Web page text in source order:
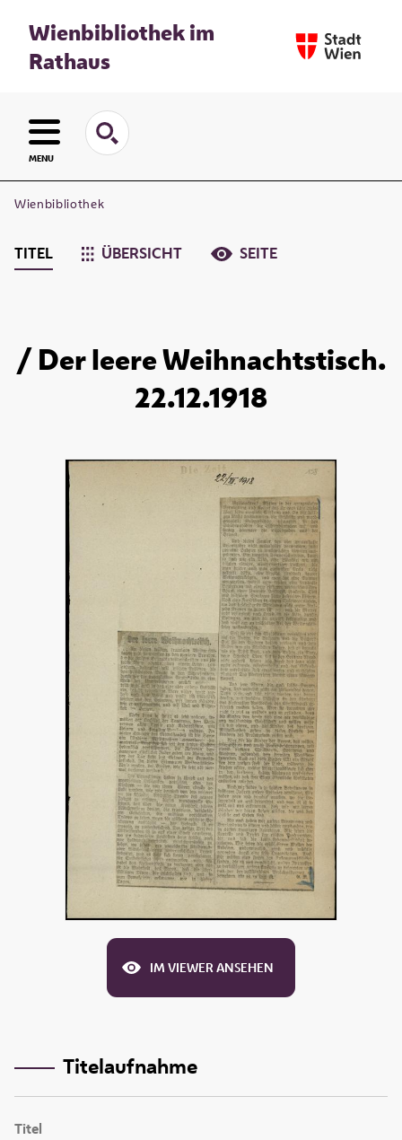
Wienbibliothek im
Rathaus
MENU
Wienbibliothek
TITEL ÜBERSICHT SEITE
/ Der leere Weihnachtstisch.
22.12.1918
IM VIEWER ANSEHEN
Titelaufnahme
Titel